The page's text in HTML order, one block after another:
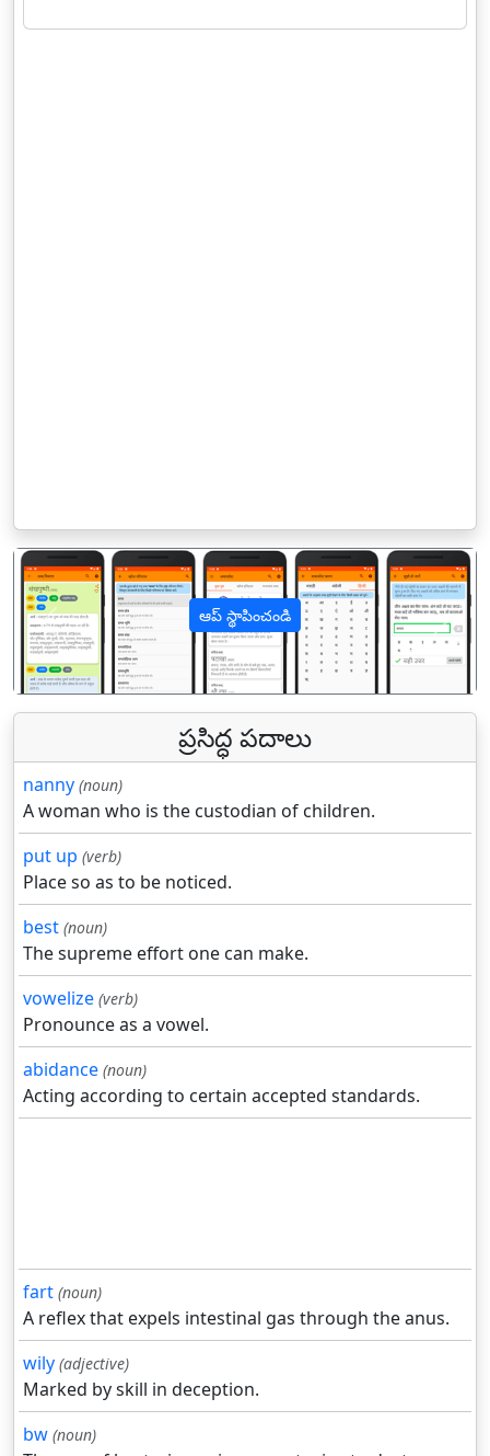
ఆప్ స్థాపించండి
पिछला
ప్రసిద్ధ పదాలు
nanny (noun)
A woman who is the custodian of children.
put up (verb)
Place so as to be noticed.
best (noun)
The supreme effort one can make.
vowelize (verb)
Pronounce as a vowel.
abidance (noun)
Acting according to certain accepted standards.
fart (noun)
A reflex that expels intestinal gas through the anus.
wily (adjective)
Marked by skill in deception.
bw (noun)